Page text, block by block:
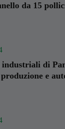
da 15
di
e